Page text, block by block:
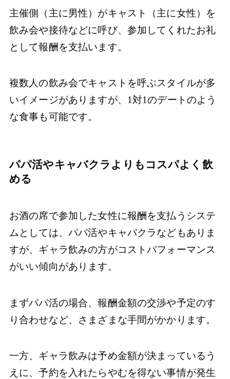
主催側（主に男性）がキャスト（主に女性）を
飲み会や接待などに呼び、参加してくれたお礼
として報酬を支払います。
複数人の飲み会でキャストを呼ぶスタイルが多
いイメージがありますが、1対1のデートのよう
な食事も可能です。
パパ活やキャバクラよりもコスパよく飲
める
お酒の席で参加した女性に報酬を支払うシステ
ムとしては、パパ活やキャバクラなどもありま
すが、ギャラ飲みの方がコストパフォーマンス
がいい傾向があります。
まずパパ活の場合、報酬金額の交渉や予定のす
り合わせなど、さまざまな手間がかかります。
一方、ギャラ飲みは予め金額が決まっているう
えに、予約を入れたらやむを得ない事情が発生